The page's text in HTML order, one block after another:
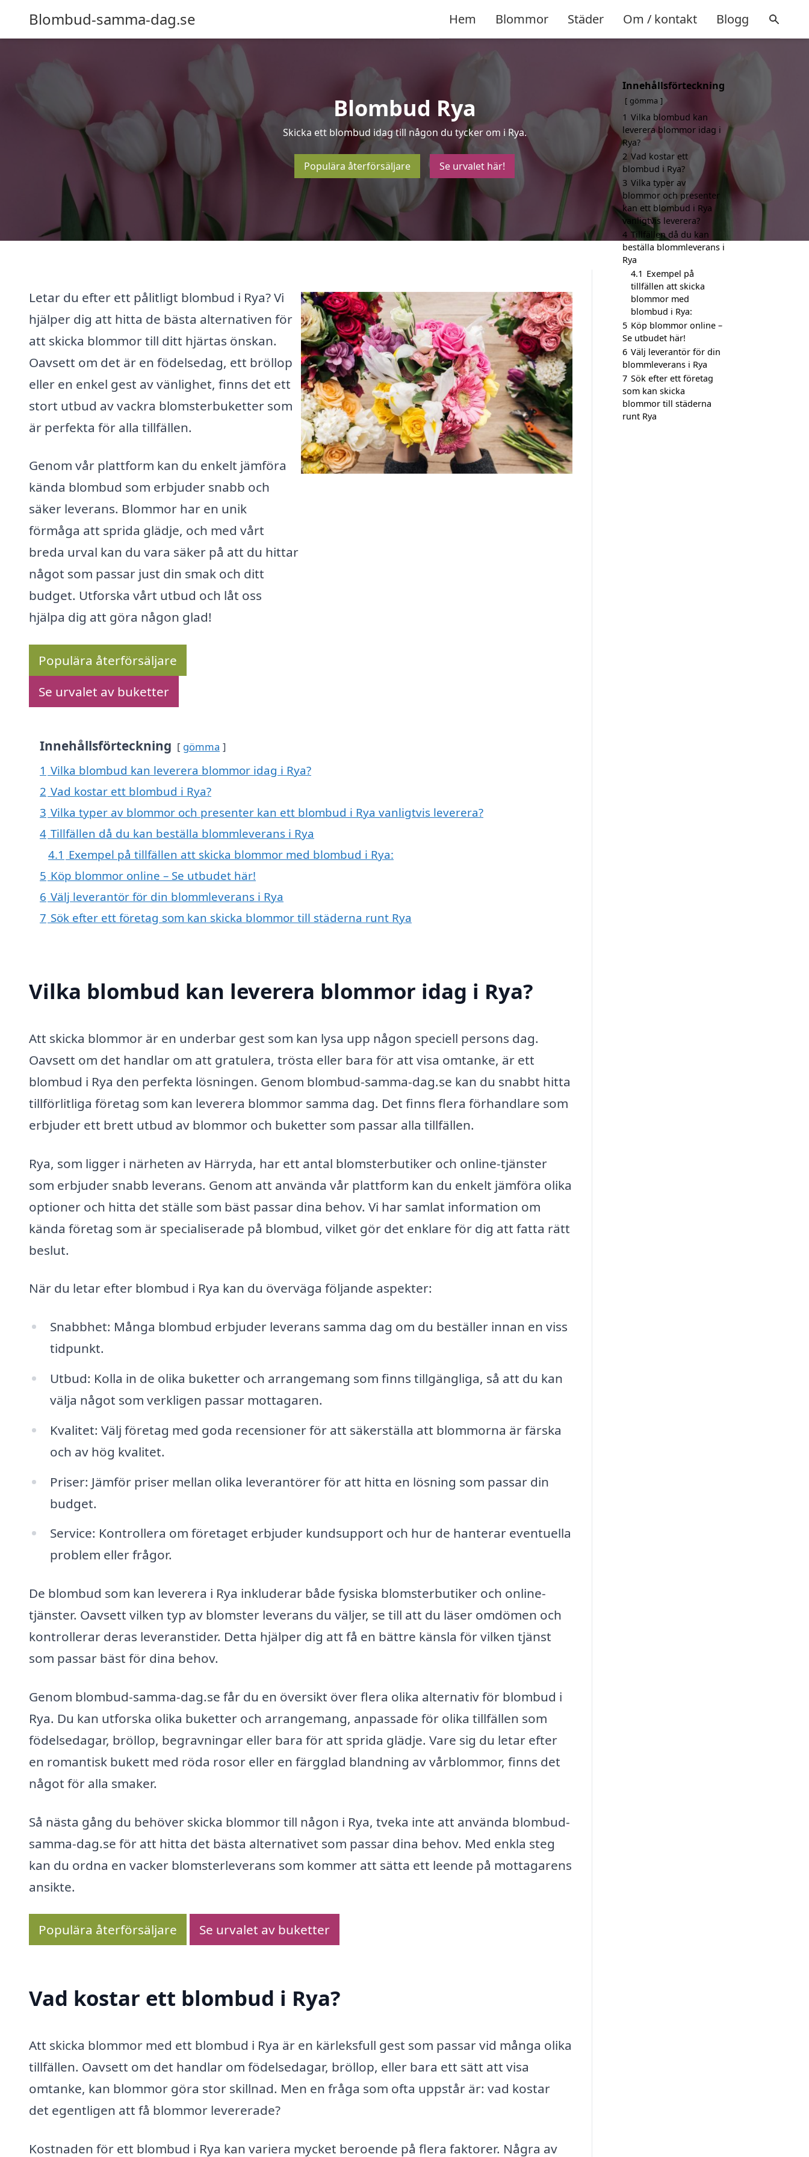
Blombud-samma-dag.se Hem Blommor Städer Om / kontakt Blogg
Blombud Rya
Skicka ett blombud idag till någon du tycker om i Rya.
Populära återförsäljare Se urvalet här!
Letar du efter ett pålitligt blombud i Rya? Vi
hjälper dig att hitta de bästa alternativen för
att skicka blommor till ditt hjärtas önskan.
Oavsett om det är en födelsedag, ett bröllop
eller en enkel gest av vänlighet, finns det ett
stort utbud av vackra blomsterbuketter som
är perfekta för alla tillfällen.
Genom vår plattform kan du enkelt jämföra
kända blombud som erbjuder snabb och
säker leverans. Blommor har en unik
förmåga att sprida glädje, och med vårt
breda urval kan du vara säker på att du hittar
något som passar just din smak och ditt
budget. Utforska vårt utbud och låt oss
hjälpa dig att göra någon glad!
Populära återförsäljare
Se urvalet av buketter
Innehållsförteckning gömma
1 Vilka blombud kan leverera blommor idag i Rya?
2 Vad kostar ett blombud i Rya?
3 Vilka typer av blommor och presenter kan ett blombud i Rya vanligtvis leverera?
4 Tillfällen då du kan beställa blommleverans i Rya
4.1 Exempel på tillfällen att skicka blommor med blombud i Rya:
5 Köp blommor online – Se utbudet här!
6 Välj leverantör för din blommleverans i Rya
7 Sök efter ett företag som kan skicka blommor till städerna runt Rya
Vilka blombud kan leverera blommor idag i Rya?
Att skicka blommor är en underbar gest som kan lysa upp någon speciell persons dag.
Oavsett om det handlar om att gratulera, trösta eller bara för att visa omtanke, är ett
blombud i Rya den perfekta lösningen. Genom blombud-samma-dag.se kan du snabbt hitta
tillförlitliga företag som kan leverera blommor samma dag. Det finns flera förhandlare som
erbjuder ett brett utbud av blommor och buketter som passar alla tillfällen.
Rya, som ligger i närheten av Härryda, har ett antal blomsterbutiker och online-tjänster
som erbjuder snabb leverans. Genom att använda vår plattform kan du enkelt jämföra olika
optioner och hitta det ställe som bäst passar dina behov. Vi har samlat information om
kända företag som är specialiserade på blombud, vilket gör det enklare för dig att fatta rätt
beslut.
När du letar efter blombud i Rya kan du överväga följande aspekter:
Snabbhet: Många blombud erbjuder leverans samma dag om du beställer innan en viss
tidpunkt.
Utbud: Kolla in de olika buketter och arrangemang som finns tillgängliga, så att du kan
välja något som verkligen passar mottagaren.
Kvalitet: Välj företag med goda recensioner för att säkerställa att blommorna är färska
och av hög kvalitet.
Priser: Jämför priser mellan olika leverantörer för att hitta en lösning som passar din
budget.
Service: Kontrollera om företaget erbjuder kundsupport och hur de hanterar eventuella
problem eller frågor.
De blombud som kan leverera i Rya inkluderar både fysiska blomsterbutiker och online-
tjänster. Oavsett vilken typ av blomster leverans du väljer, se till att du läser omdömen och
kontrollerar deras leveranstider. Detta hjälper dig att få en bättre känsla för vilken tjänst
som passar bäst för dina behov.
Genom blombud-samma-dag.se får du en översikt över flera olika alternativ för blombud i
Rya. Du kan utforska olika buketter och arrangemang, anpassade för olika tillfällen som
födelsedagar, bröllop, begravningar eller bara för att sprida glädje. Vare sig du letar efter
en romantisk bukett med röda rosor eller en färgglad blandning av vårblommor, finns det
något för alla smaker.
Så nästa gång du behöver skicka blommor till någon i Rya, tveka inte att använda blombud-
samma-dag.se för att hitta det bästa alternativet som passar dina behov. Med enkla steg
kan du ordna en vacker blomsterleverans som kommer att sätta ett leende på mottagarens
ansikte.
Populära återförsäljare Se urvalet av buketter
Vad kostar ett blombud i Rya?
Att skicka blommor med ett blombud i Rya är en kärleksfull gest som passar vid många olika
tillfällen. Oavsett om det handlar om födelsedagar, bröllop, eller bara ett sätt att visa
omtanke, kan blommor göra stor skillnad. Men en fråga som ofta uppstår är: vad kostar
det egentligen att få blommor levererade?
Kostnaden för ett blombud i Rya kan variera mycket beroende på flera faktorer. Några av
Innehållsförteckning
gömma
1 Vilka blombud kan
leverera blommor idag i
Rya?
2 Vad kostar ett
blombud i Rya?
3 Vilka typer av
blommor och presenter
kan ett blombud i Rya
vanligtvis leverera?
4 Tillfällen då du kan
beställa blommleverans i
Rya
4.1 Exempel på
tillfällen att skicka
blommor med
blombud i Rya:
5 Köp blommor online –
Se utbudet här!
6 Välj leverantör för din
blommleverans i Rya
7 Sök efter ett företag
som kan skicka
blommor till städerna
runt Rya